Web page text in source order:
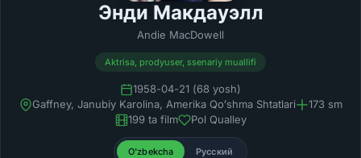
Энди Макдауэлл
Andie MacDowell
Aktrisa, prodyuser, ssenariy muallifi
1958-04-21 (68 yosh)
Gaffney, Janubiy Karolina, Amerika Qoʻshma Shtatlari
173 sm
199 ta film
Pol Qualley
O'zbekcha Русский